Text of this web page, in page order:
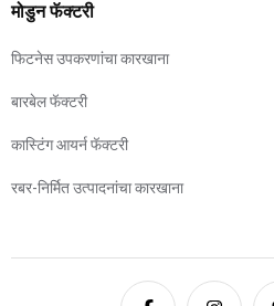
मोडुन फॅक्टरी
फिटनेस उपकरणांचा कारखाना
बारबेल फॅक्टरी
कास्टिंग आयर्न फॅक्टरी
रबर-निर्मित उत्पादनांचा कारखाना